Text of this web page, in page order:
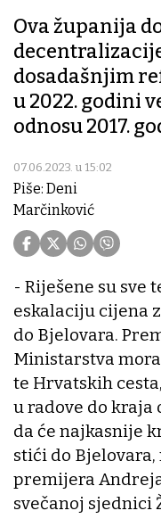
Ova županija
dosadašnjim
u 2022. godini
odnosu 2017.
07.06.2023. u 15:02
Piše: Deni
Marčinković
- Riješene su sve
eskalaciju cijena
do Bjelovara.
Ministarstva
te Hrvatskih
u radove do kraja
da će najkasnije
stići do
premijera
svečanoj sjednici